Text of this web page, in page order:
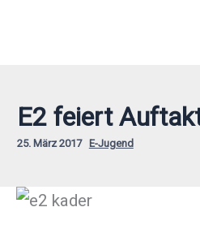
E2 feiert
25. März 2017 E-Jugend